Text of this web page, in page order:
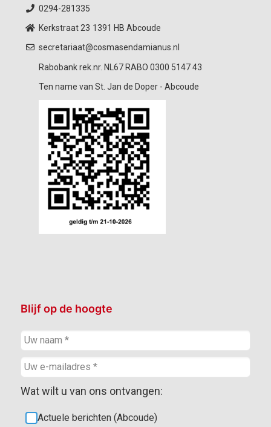
0294-281335
Kerkstraat 23 1391 HB Abcoude
secretariaat@cosmasendamianus.nl
Rabobank rek.nr. NL67 RABO 0300 5147 43
Ten name van St. Jan de Doper - Abcoude
Blijf op de hoogte
Wat wilt u van ons ontvangen:
Actuele berichten (Abcoude)